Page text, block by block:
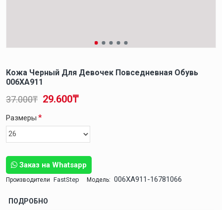
Кожа Черный Для Девочек Повседневная Обувь
006XA911
Заказ на Whatsapp
Производители FastStep Модель: 006XA911-16781066
29.600₸
37.000₸
Размеры
ПОДРОБНО